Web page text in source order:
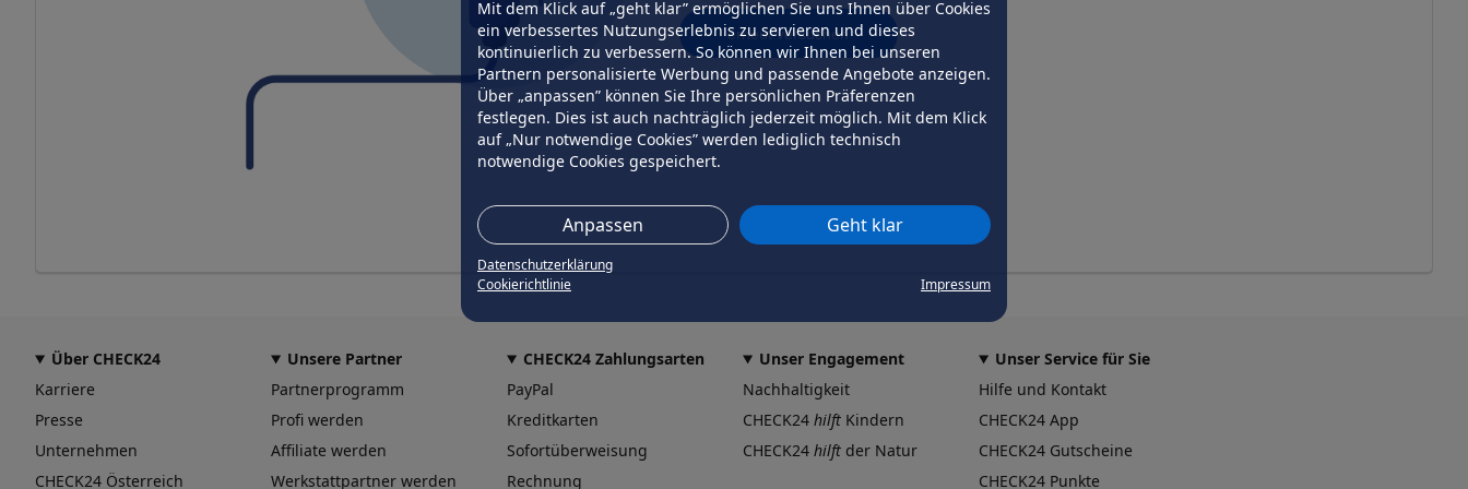
Mit dem Klick auf „geht klar” ermöglichen Sie uns Ihnen über Cookies
ein verbessertes Nutzungserlebnis zu servieren und dieses
kontinuierlich zu verbessern. So können wir Ihnen bei unseren
Partnern personalisierte Werbung und passende Angebote anzeigen.
Über „anpassen” können Sie Ihre persönlichen Präferenzen
festlegen. Dies ist auch nachträglich jederzeit möglich. Mit dem Klick
auf „Nur notwendige Cookies” werden lediglich technisch
notwendige Cookies gespeichert.
Anpassen Geht klar
Datenschutzerklärung
Cookierichtlinie
Impressum
erneut versuchen
Über CHECK24
Karriere
Presse
Unternehmen
CHECK24 Österreich
Unsere Partner
Partnerprogramm
Profi werden
Affiliate werden
Werkstattpartner werden
CHECK24 Zahlungsarten
PayPal
Kreditkarten
Sofortüberweisung
Rechnung
Unser Engagement
Nachhaltigkeit
CHECK24 hilft Kindern
CHECK24 hilft der Natur
Unser Service für Sie
Hilfe und Kontakt
CHECK24 App
CHECK24 Gutscheine
CHECK24 Punkte